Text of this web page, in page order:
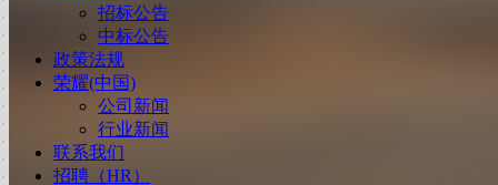
招标公告
中标公告
政策法规
荣耀(中国)
公司新闻
行业新闻
联系我们
招聘（HR）